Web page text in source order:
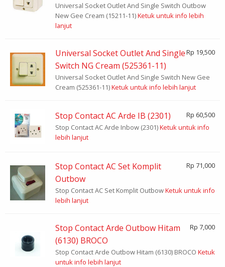
Universal Socket Outlet And Single Switch Outbow
New Gee Cream (15211-11)Ketuk untuk info lebih
lanjut
Universal Socket Outlet And Single
Switch NG Cream (525361-11)
Rp 19,500
Universal Socket Outlet And Single Switch New Gee
Cream (525361-11)Ketuk untuk info lebih lanjut
Stop Contact AC Arde IB (2301)
Rp 60,500
Stop Contact AC Arde Inbow (2301)Ketuk untuk info
lebih lanjut
Stop Contact AC Set Komplit
Outbow
Rp 71,000
Stop Contact AC Set Komplit OutbowKetuk untuk info
lebih lanjut
Stop Contact Arde Outbow Hitam
(6130) BROCO
Rp 7,000
Stop Contact Arde Outbow Hitam (6130) BROCO Ketuk
untuk info lebih lanjut